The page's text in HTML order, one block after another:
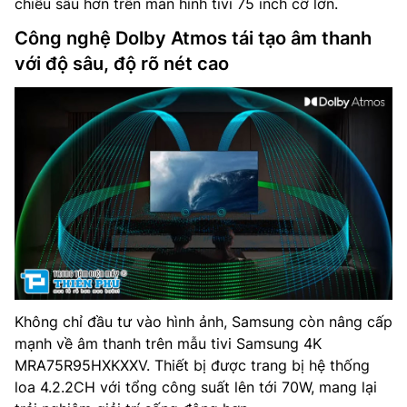
chiều sâu hơn trên màn hình tivi 75 inch cỡ lớn.
Công nghệ Dolby Atmos tái tạo âm thanh
với độ sâu, độ rõ nét cao
Không chỉ đầu tư vào hình ảnh, Samsung còn nâng cấp
mạnh về âm thanh trên mẫu tivi Samsung 4K
MRA75R95HXKXXV. Thiết bị được trang bị hệ thống
loa 4.2.2CH với tổng công suất lên tới 70W, mang lại